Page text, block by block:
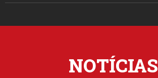
NOTÍCIAS